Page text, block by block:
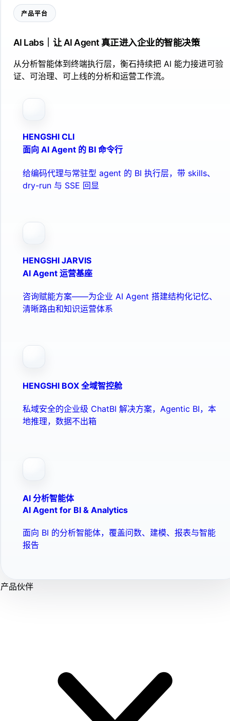
产品平台
AI Labs｜让 AI Agent 真正进入企业的智能决策
从分析智能体到终端执行层，衡石持续把 AI 能力接进可验
证、可治理、可上线的分析和运营工作流。
HENGSHI CLI
面向 AI Agent 的 BI 命令行
给编码代理与常驻型 agent 的 BI 执行层，带 skills、
dry-run 与 SSE 回显
HENGSHI JARVIS
AI Agent 运营基座
咨询赋能方案——为企业 AI Agent 搭建结构化记忆、
清晰路由和知识运营体系
HENGSHI BOX 全域智控舱
私域安全的企业级 ChatBI 解决方案，Agentic BI，本
地推理，数据不出箱
AI 分析智能体
AI Agent for BI & Analytics
面向 BI 的分析智能体，覆盖问数、建模、报表与智能
报告
产品伙伴